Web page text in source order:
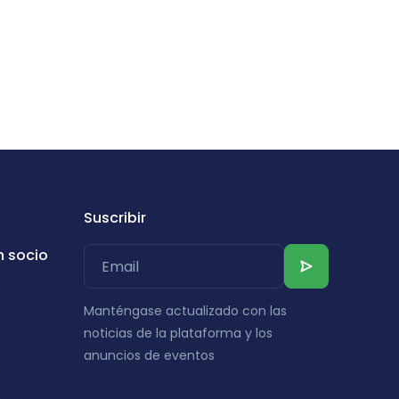
socio
Suscribir
Manténgase actualizado con las
noticias de la plataforma y los
anuncios de eventos